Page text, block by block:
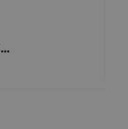
Tam, gdzie rodziły się idee. Lwowska szkoła filozoficzna